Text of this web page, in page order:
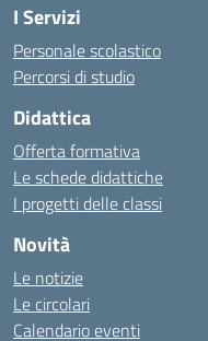
I Servizi
Personale scolastico
Percorsi di studio
Didattica
Offerta formativa
Le schede didattiche
I progetti delle classi
Novità
Le notizie
Le circolari
Calendario eventi